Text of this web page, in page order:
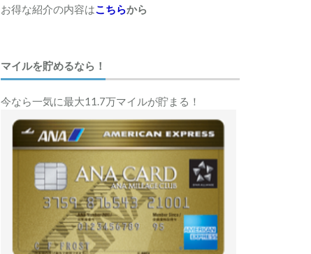
お得な紹介の内容はこちらから
マイルを貯めるなら！
今なら一気に最大11.7万マイルが貯まる！